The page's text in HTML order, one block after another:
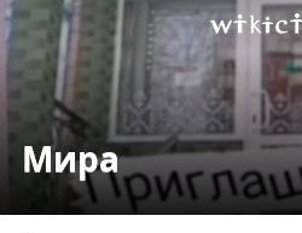
Викисити
Мира